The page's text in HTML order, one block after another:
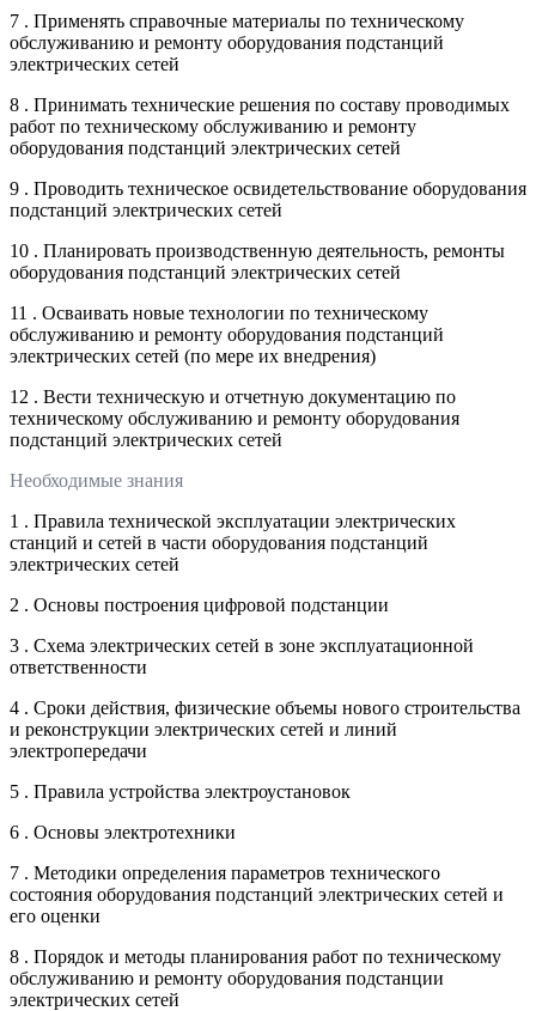
7 . Применять справочные материалы по техническому
обслуживанию и ремонту оборудования подстанций
электрических сетей
8 . Принимать технические решения по составу проводимых
работ по техническому обслуживанию и ремонту
оборудования подстанций электрических сетей
9 . Проводить техническое освидетельствование оборудования
подстанций электрических сетей
10 . Планировать производственную деятельность, ремонты
оборудования подстанций электрических сетей
11 . Осваивать новые технологии по техническому
обслуживанию и ремонту оборудования подстанций
электрических сетей (по мере их внедрения)
12 . Вести техническую и отчетную документацию по
техническому обслуживанию и ремонту оборудования
подстанций электрических сетей
Необходимые знания
1 . Правила технической эксплуатации электрических
станций и сетей в части оборудования подстанций
электрических сетей
2 . Основы построения цифровой подстанции
3 . Схема электрических сетей в зоне эксплуатационной
ответственности
4 . Сроки действия, физические объемы нового строительства
и реконструкции электрических сетей и линий
электропередачи
5 . Правила устройства электроустановок
6 . Основы электротехники
7 . Методики определения параметров технического
состояния оборудования подстанций электрических сетей и
его оценки
8 . Порядок и методы планирования работ по техническому
обслуживанию и ремонту оборудования подстанции
электрических сетей